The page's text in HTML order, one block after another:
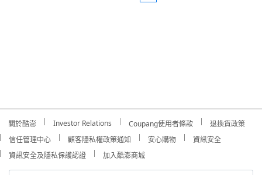
關於酷澎 Investor Relations Coupang使用者條款
退換貨政策
信任管理中心
顧客隱私權政策通知 安心購物
資訊安全
資訊安全及隱私保護認證
加入酷澎商城